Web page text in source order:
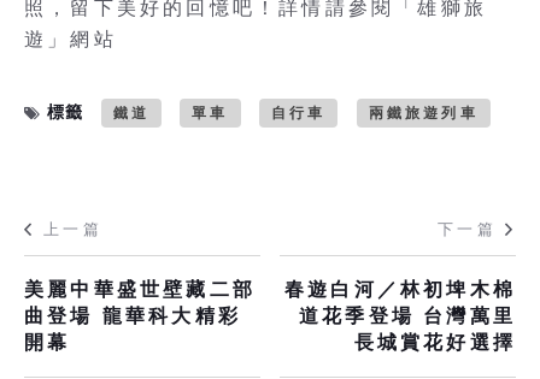
照，留下美好的回憶吧！詳情請參閱「雄獅旅
遊」網站
標籤 鐵道 單車 自行車 兩鐵旅遊列車
上一篇
美麗中華盛世壁藏二部
曲登場 龍華科大精彩
開幕
下一篇
春遊白河／林初埤木棉
道花季登場 台灣萬里
長城賞花好選擇